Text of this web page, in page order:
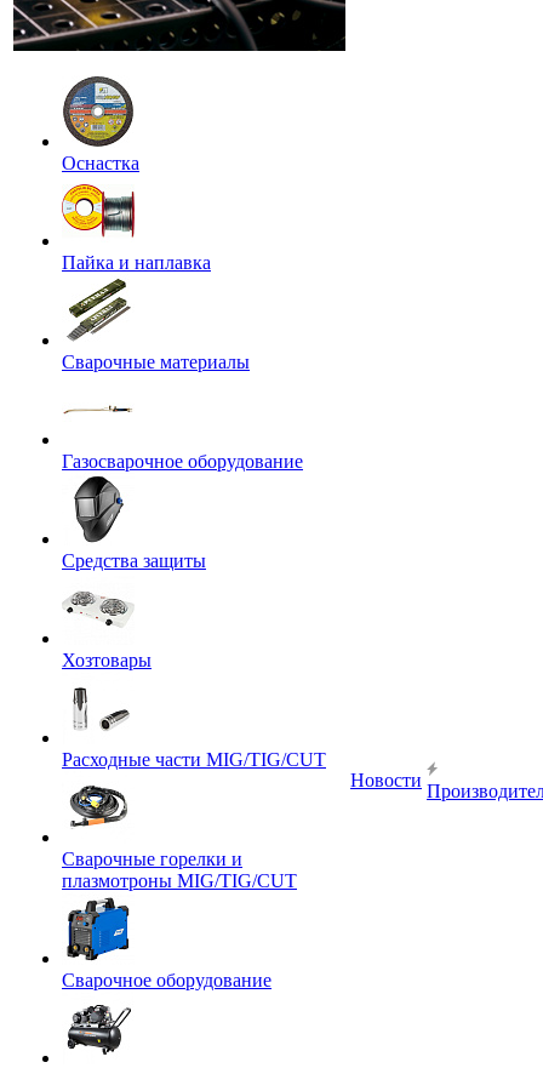
Оснастка
Пайка и наплавка
Сварочные материалы
Газосварочное оборудование
Средства защиты
Хозтовары
Расходные части MIG/TIG/CUT
Сварочные горелки и
плазмотроны MIG/TIG/CUT
Сварочное оборудование
Новости